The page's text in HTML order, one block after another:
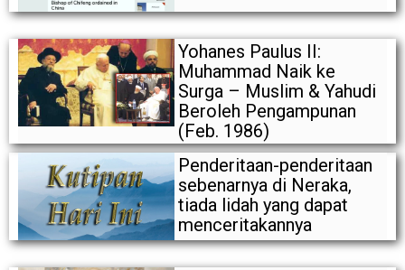
Yohanes Paulus II:
Muhammad Naik ke
Surga – Muslim & Yahudi
Beroleh Pengampunan
(Feb. 1986)
Penderitaan-penderitaan
sebenarnya di Neraka,
tiada lidah yang dapat
menceritakannya